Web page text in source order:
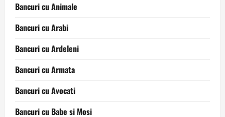
Bancuri cu Animale
Bancuri cu Arabi
Bancuri cu Ardeleni
Bancuri cu Armata
Bancuri cu Avocati
Bancuri cu Babe si Mosi